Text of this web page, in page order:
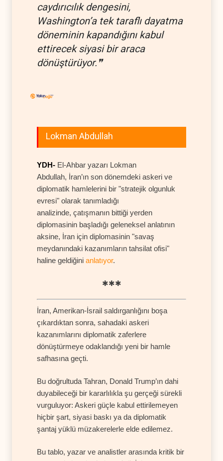
caydırıcılık dengesini,
Washington’a tek taraflı dayatma
döneminin kapandığını kabul
ettirecek siyasi bir araca
dönüştürüyor.❞
Lokman Abdullah
YDH- El-Ahbar yazarı Lokman
Abdullah, İran’ın son dönemdeki askeri ve
diplomatik hamlelerini bir "stratejik olgunluk
evresi" olarak tanımladığı
analizinde, çatışmanın bittiği yerden
diplomasinin başladığı geleneksel anlatının
aksine, İran için diplomasinin "savaş
meydanındaki kazanımların tahsilat ofisi"
haline geldiğini anlatıyor.
✱✱✱
İran, Amerikan-İsrail saldırganlığını boşa
çıkardıktan sonra, sahadaki askeri
kazanımlarını diplomatik zaferlere
dönüştürmeye odaklandığı yeni bir hamle
safhasına geçti.
Bu doğrultuda Tahran, Donald Trump’ın dahi
duyabileceği bir kararlılıkla şu gerçeği sürekli
vurguluyor: Askeri güçle kabul ettirilemeyen
hiçbir şart, siyasi baskı ya da diplomatik
şantaj yüklü müzakerelerle elde edilemez.
Bu tablo, yazar ve analistler arasında kritik bir